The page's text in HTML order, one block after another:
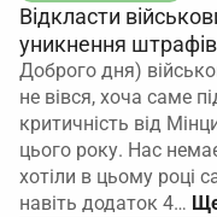
Відкласти
уникнення штрафів
Доброго дня)
не вівся, хоча саме
критичність від
цього року. Нас
хотіли в цьому році
навіть додаток 4…